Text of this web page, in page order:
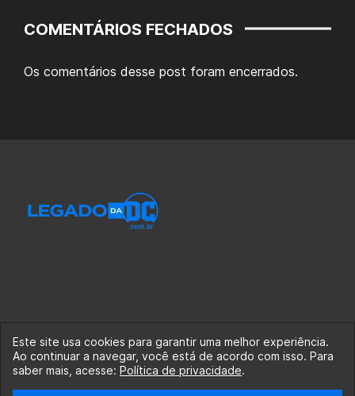
COMENTÁRIOS FECHADOS
Os comentários desse post foram encerrados.
© 2020-2026 Legado da DC, uma empresa da Legado
Enterprises.
Este site usa cookies para garantir uma melhor experiência.
Ao continuar a navegar, você está de acordo com isso. Para
saber mais, acesse: Política de privacidade.